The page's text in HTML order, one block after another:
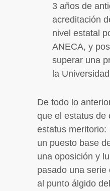
3 años de
acreditación
nivel estatal
ANECA, y
superar una
la
De todo lo
que el estatus de
estatus
un puesto base
una oposición y
pasado una serie
al punto álgido